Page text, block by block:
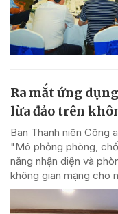
Ra mắt ứng
lừa đảo trên
Ban Thanh niên Công
"Mô phỏng phòng,
năng nhận diện và
không gian mạng cho